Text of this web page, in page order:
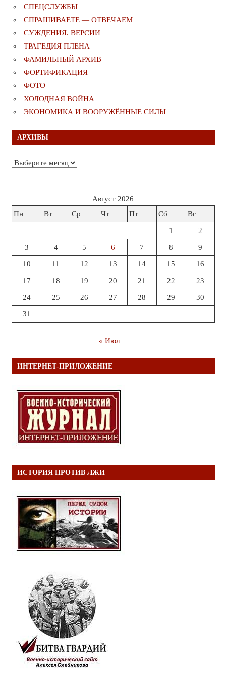
СПЕЦСЛУЖБЫ
СПРАШИВАЕТЕ — ОТВЕЧАЕМ
СУЖДЕНИЯ. ВЕРСИИ
ТРАГЕДИЯ ПЛЕНА
ФАМИЛЬНЫЙ АРХИВ
ФОРТИФИКАЦИЯ
ФОТО
ХОЛОДНАЯ ВОЙНА
ЭКОНОМИКА И ВООРУЖЁННЫЕ СИЛЫ
АРХИВЫ
Архивы
Август 2026
Пн
Вт Ср Чт Пт Сб Вс
1 2
3 4 5 6 7 8 9
10 11 12 13 14 15 16
17 18 19 20 21 22 23
24 25 26 27 28 29 30
31
« Июл
ИНТЕРНЕТ-ПРИЛОЖЕНИЕ
ИСТОРИЯ ПРОТИВ ЛЖИ